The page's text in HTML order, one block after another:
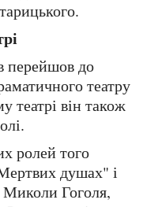
театру
театрі він також
душах" і
Гоголя,